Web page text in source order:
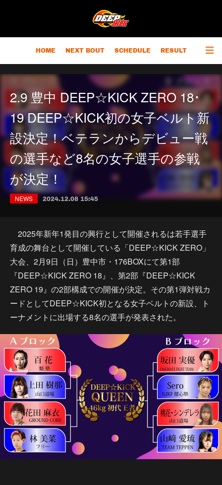
HOME NEXT BOUT SCHEDULE RESULT
RANKING CHAMPIONS OUTLINE
2.9 豊中 DEEP☆KICK ZERO 18･
19 DEEP☆KICK初の女子ベルト新
設決定！ベテランからデビュー戦
の選手など8名の女子選手の参戦
が決定！
NEWS 2024.12.08 15:45
2025年新年1発目の興行として開催されるは若手選手
育成の舞台として開催している「DEEP☆KICK ZERO」
大会、2月9日（日）豊中市・176BOXにて第1部
『DEEP☆KICK ZERO 18』、第2部『DEEP☆KICK
ZERO 19』の2部構成での開催が決定。その第1弾対戦カ
ードとしてDEEP☆KICK初となる女子ベルトの新設、ト
ーナメントに出場する8名の選手が発表された。